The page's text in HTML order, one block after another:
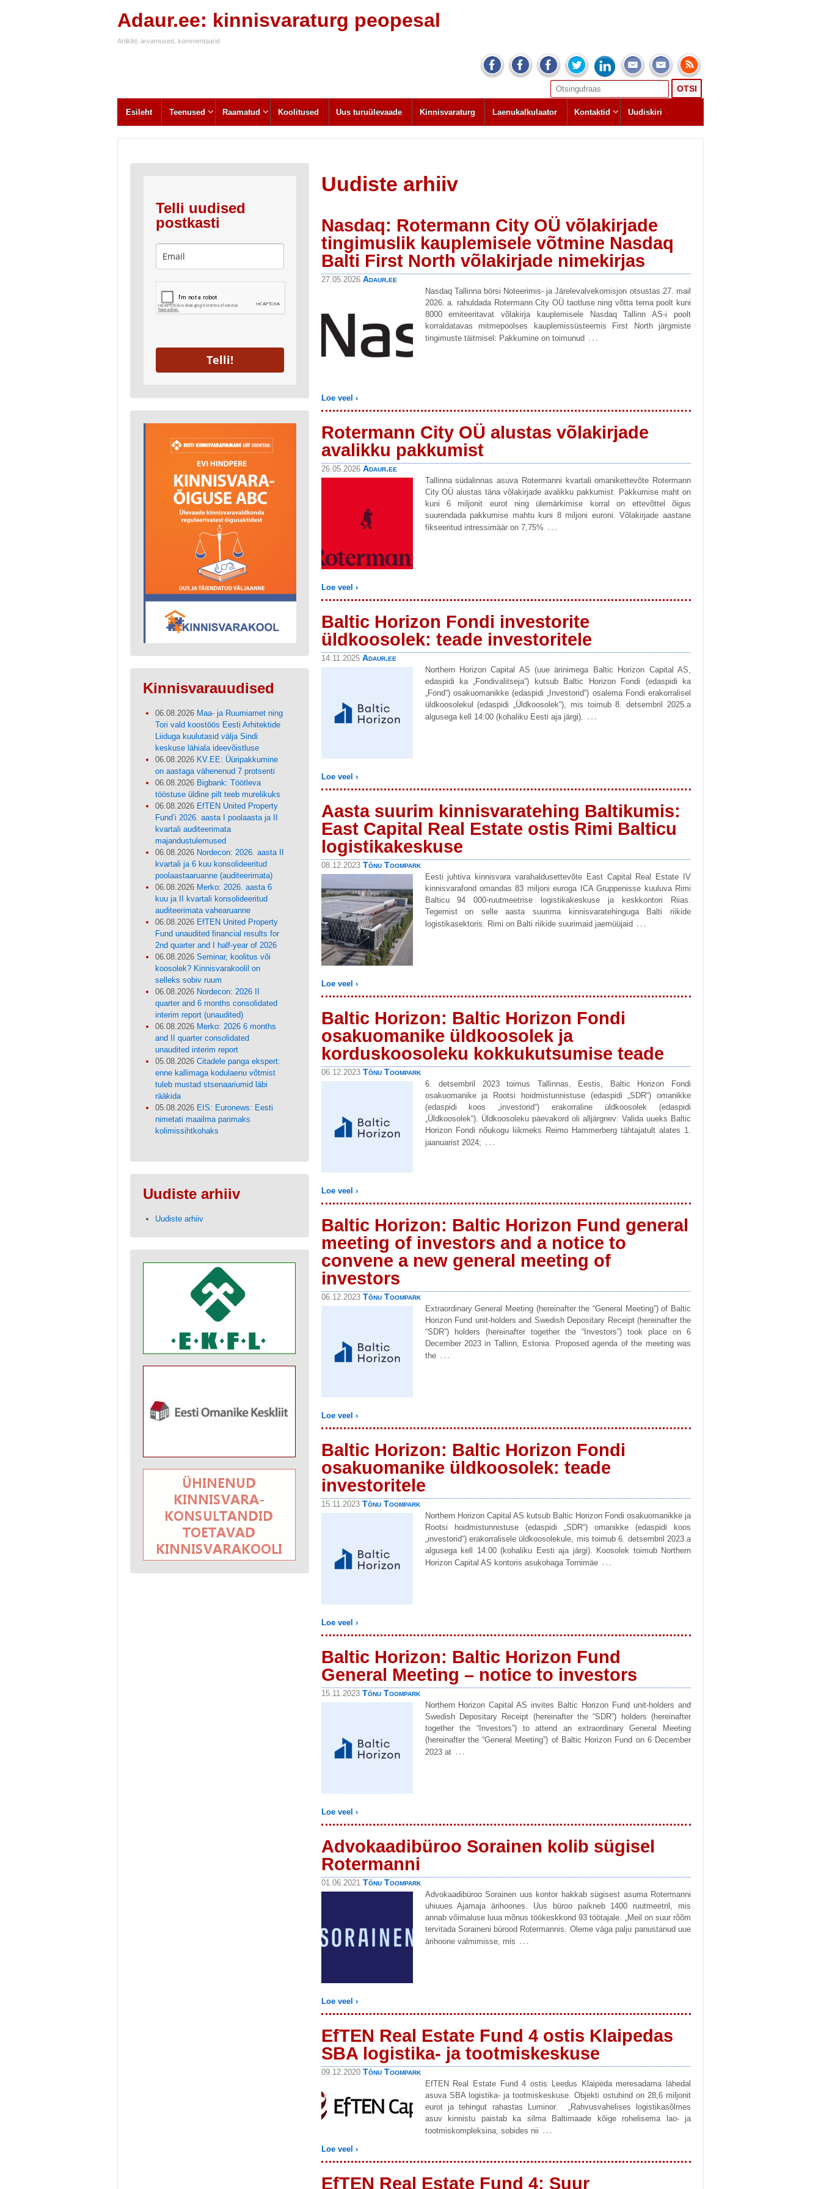
Adaur.ee: kinnisvaraturg peopesal
Artiklid, arvamused, kommentaarid
Search
for:
Esileht
Teenused Raamatud Koolitused Uus turuülevaade Kinnisvaraturg Laenukalkulaator Kontaktid Uudiskiri
Uudiste arhiiv
Nasdaq: Rotermann City OÜ võlakirjade
tingimuslik kauplemisele võtmine Nasdaq
Balti First North võlakirjade nimekirjas
27.05.2026 Adaur.ee
Nasdaq Tallinna börsi Noteerimis- ja Järelevalvekomisjon otsustas 27. mail
2026. a. rahuldada Rotermann City OÜ taotluse ning võtta tema poolt kuni
8000 emiteeritavat võlakirja kauplemisele Nasdaq Tallinn AS-i poolt
korraldatavas mitmepoolses kauplemissüsteemis First North järgmiste
tingimuste täitmisel: Pakkumine on toimunud …
Loe veel ›
Rotermann City OÜ alustas võlakirjade
avalikku pakkumist
26.05.2026 Adaur.ee
Tallinna südalinnas asuva Rotermanni kvartali omanikettevõte Rotermann
City OÜ alustas täna võlakirjade avalikku pakkumist. Pakkumise maht on
kuni 6 miljonit eurot ning ülemärkimise korral on ettevõttel õigus
suurendada pakkumise mahtu kuni 8 miljoni euroni. Võlakirjade aastane
fikseeritud intressimäär on 7,75% …
Loe veel ›
Baltic Horizon Fondi investorite
üldkoosolek: teade investoritele
14.11.2025 Adaur.ee
Northern Horizon Capital AS (uue ärinimega Baltic Horizon Capital AS,
edaspidi ka „Fondivalitseja“) kutsub Baltic Horizon Fondi (edaspidi ka
„Fond“) osakuomanikke (edaspidi „Investorid“) osalema Fondi erakorralisel
üldkoosolekul (edaspidi „Üldkoosolek“), mis toimub 8. detsembril 2025.a
algusega kell 14:00 (kohaliku Eesti aja järgi). …
Loe veel ›
Aasta suurim kinnisvaratehing Baltikumis:
East Capital Real Estate ostis Rimi Balticu
logistikakeskuse
08.12.2023 Tõnu Toompark
Eesti juhtiva kinnisvara varahaldusettevõte East Capital Real Estate IV
kinnisvarafond omandas 83 miljoni euroga ICA Gruppenisse kuuluva Rimi
Balticu 94 000-ruutmeetrise logistikakeskuse ja keskkontori Riias.
Tegemist on selle aasta suurima kinnisvaratehinguga Balti riikide
logistikasektoris. Rimi on Balti riikide suurimaid jaemüüjaid …
Loe veel ›
Baltic Horizon: Baltic Horizon Fondi
osakuomanike üldkoosolek ja
korduskoosoleku kokkukutsumise teade
06.12.2023 Tõnu Toompark
6. detsembril 2023 toimus Tallinnas, Eestis, Baltic Horizon Fondi
osakuomanike ja Rootsi hoidmistunnistuse (edaspidi „SDR“) omanikke
(edaspidi koos „investorid“) erakorraline üldkoosolek (edaspidi
„Üldkoosolek“). Üldkoosoleku päevakord oli alljärgnev: Valida uueks Baltic
Horizon Fondi nõukogu liikmeks Reimo Hammerberg tähtajatult alates 1.
jaanuarist 2024; …
Loe veel ›
Baltic Horizon: Baltic Horizon Fund general
meeting of investors and a notice to
convene a new general meeting of
investors
06.12.2023 Tõnu Toompark
Extraordinary General Meeting (hereinafter the “General Meeting”) of Baltic
Horizon Fund unit-holders and Swedish Depositary Receipt (hereinafter the
“SDR”) holders (hereinafter together the “Investors”) took place on 6
December 2023 in Tallinn, Estonia. Proposed agenda of the meeting was
the …
Loe veel ›
Baltic Horizon: Baltic Horizon Fondi
osakuomanike üldkoosolek: teade
investoritele
15.11.2023 Tõnu Toompark
Northern Horizon Capital AS kutsub Baltic Horizon Fondi osakuomanikke ja
Rootsi hoidmistunnistuse (edaspidi „SDR“) omanikke (edaspidi koos
„investorid“) erakorralisele üldkoosolekule, mis toimub 6. detsembril 2023.a
algusega kell 14:00 (kohaliku Eesti aja järgi). Koosolek toimub Northern
Horizon Capital AS kontoris asukohaga Tornimäe …
Loe veel ›
Baltic Horizon: Baltic Horizon Fund
General Meeting – notice to investors
15.11.2023 Tõnu Toompark
Northern Horizon Capital AS invites Baltic Horizon Fund unit-holders and
Swedish Depositary Receipt (hereinafter the “SDR”) holders (hereinafter
together the “Investors”) to attend an extraordinary General Meeting
(hereinafter the “General Meeting”) of Baltic Horizon Fund on 6 December
2023 at …
Loe veel ›
Advokaadibüroo Sorainen kolib sügisel
Rotermanni
01.06.2021 Tõnu Toompark
Advokaadibüroo Sorainen uus kontor hakkab sügisest asuma Rotermanni
uhiuues Ajamaja ärihoones. Uus büroo paikneb 1400 ruutmeetril, mis
annab võimaluse luua mõnus töökeskkond 93 töötajale. „Meil on suur rõõm
tervitada Soraineni bürood Rotermannis. Oleme väga palju panustanud uue
ärihoone valmimisse, mis …
Loe veel ›
EfTEN Real Estate Fund 4 ostis Klaipedas
SBA logistika- ja tootmiskeskuse
09.12.2020 Tõnu Toompark
EfTEN Real Estate Fund 4 ostis Leedus Klaipėda meresadama lähedal
asuva SBA logistika- ja tootmiskeskuse. Objekti ostuhind on 28,6 miljonit
eurot ja tehingut rahastas Luminor. „Rahvusvahelises logistikasõlmes
asuv kinnistu paistab ka silma Baltimaade kõige rohelisema lao- ja
tootmiskompleksina, sobides nii …
Loe veel ›
EfTEN Real Estate Fund 4: Suur
Telli uudised
postkasti
Telli!
Kinnisvarauudised
06.08.2026 Maa- ja Ruumiamet ning
Tori vald koostöös Eesti Arhitektide
Liiduga kuulutasid välja Sindi
keskuse lähiala ideevõistluse
06.08.2026 KV.EE: Üüripakkumine
on aastaga vähenenud 7 protsenti
06.08.2026 Bigbank: Töötleva
tööstuse üldine pilt teeb murelikuks
06.08.2026 EfTEN United Property
Fund’i 2026. aasta I poolaasta ja II
kvartali auditeerimata
majandustulemused
06.08.2026 Nordecon: 2026. aasta II
kvartali ja 6 kuu konsolideeritud
poolaastaaruanne (auditeerimata)
06.08.2026 Merko: 2026. aasta 6
kuu ja II kvartali konsolideeritud
auditeerimata vahearuanne
06.08.2026 EfTEN United Property
Fund unaudited financial results for
2nd quarter and I half-year of 2026
06.08.2026Seminar, koolitus või
koosolek? Kinnisvarakoolil on
selleks sobiv ruum
06.08.2026 Nordecon: 2026 II
quarter and 6 months consolidated
interim report (unaudited)
06.08.2026 Merko: 2026 6 months
and II quarter consolidated
unaudited interim report
05.08.2026Citadele panga ekspert:
enne kallimaga kodulaenu võtmist
tuleb mustad stsenaariumid läbi
rääkida
05.08.2026 EIS: Euronews: Eesti
nimetati maailma parimaks
kolimissihtkohaks
Uudiste arhiiv
Uudiste arhiiv